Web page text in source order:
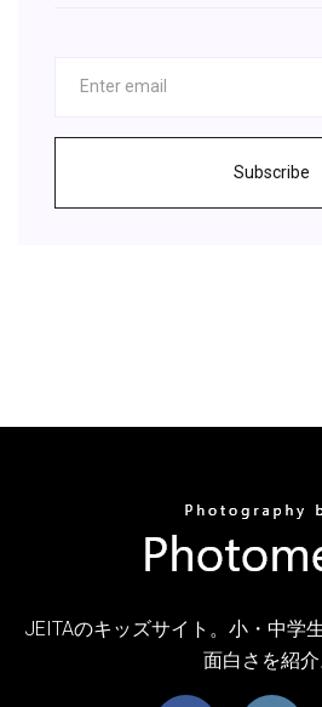
Subscribe
JEITAのキッズサイト。小・中学
面白さを紹介